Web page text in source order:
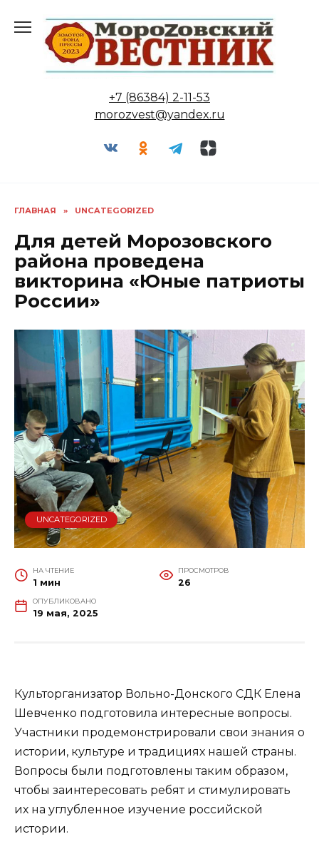
содержанию
+7 (86384) 2-11-53
morozvest@yandex.ru
ГЛАВНАЯ » UNCATEGORIZED
Для детей Морозовского
района проведена
викторина «Юные патриоты
России»
UNCATEGORIZED
НА ЧТЕНИЕ
1 мин
ПРОСМОТРОВ
26
ОПУБЛИКОВАНО
19 мая, 2025
Культорганизатор Вольно-Донского СДК Елена
Шевченко подготовила интересные вопросы.
Участники продемонстрировали свои знания о
истории, культуре и традициях нашей страны.
Вопросы были подготовлены таким образом,
чтобы заинтересовать ребят и стимулировать
их на углубленное изучение российской
истории.